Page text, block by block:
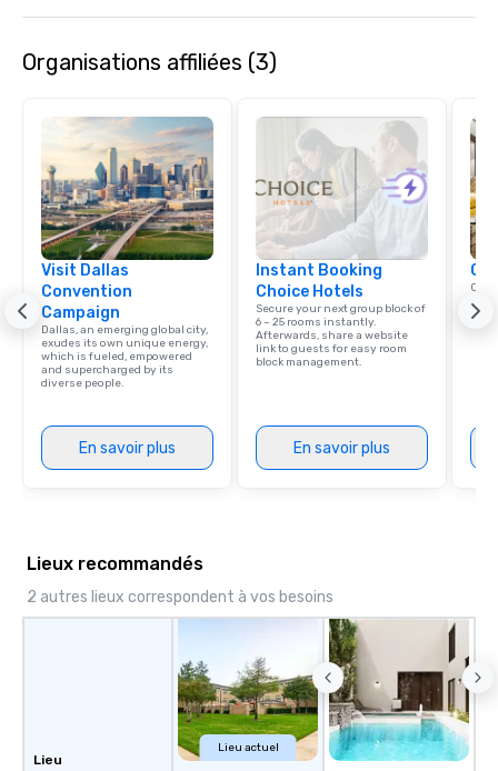
Organisations affiliées (3)
Visit Dallas
Convention
Campaign
Dallas, an emerging global city,
exudes its own unique energy,
which is fueled, empowered
and supercharged by its
diverse people.
En savoir plus
Instant Booking
Choice Hotels
Secure your next group block of
6 – 25 rooms instantly.
Afterwards, share a website
link to guests for easy room
block management.
En savoir plus
Lieux recommandés
2 autres lieux correspondent à vos besoins
Lieu
Lieu actuel